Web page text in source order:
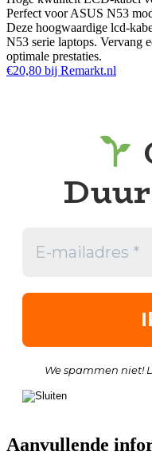
Perfect voor ASUS N53
Deze hoogwaardige lcd-
N53 serie laptops. Vervang
optimale prestaties.
€20,80 bij Remarkt.nl
We spammen niet!
Aanvullende